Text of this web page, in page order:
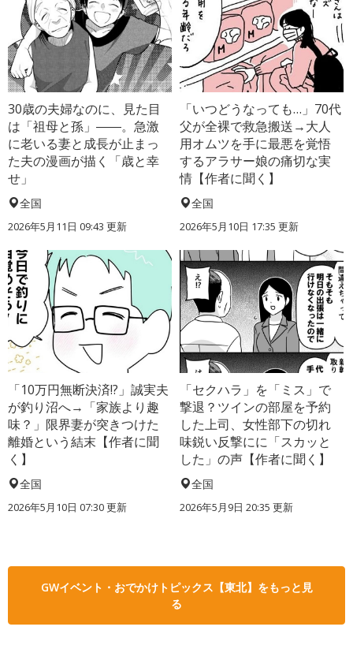
30歳の夫婦なのに、見た目
は「祖母と孫」――。急激
に老いる妻と成長が止まっ
た夫の漫画が描く「歳と幸
せ」
全国
2026年5月11日 09:43 更新
「いつどうなっても…」70代
父が全裸で救急搬送→大人
用オムツを手に最悪を覚悟
するアラサー娘の痛切な実
情【作者に聞く】
全国
2026年5月10日 17:35 更新
「10万円無断決済!?」誠実夫
が釣り沼へ→「家族より趣
味？」限界妻が突きつけた
離婚という結末【作者に聞
く】
全国
2026年5月10日 07:30 更新
「セクハラ」を「ミス」で
撃退？ツインの部屋を予約
した上司、女性部下の切れ
味鋭い反撃にに「スカッと
した」の声【作者に聞く】
全国
2026年5月9日 20:35 更新
GWイベント・おでかけトピックス【東北】をもっと見
る